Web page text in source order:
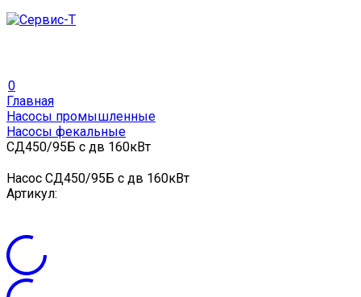
0
Главная
Насосы промышленные
Насосы фекальные
СД450/95Б с дв 160кВт
Насос СД450/95Б с дв 160кВт
Артикул: